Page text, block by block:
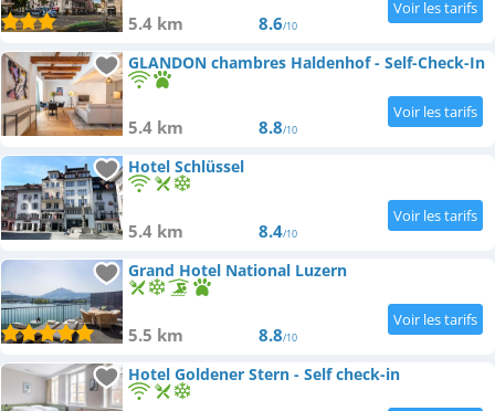
5.4 km 8.6/10
GLANDON chambres Haldenhof - Self-Check-In
5.4 km 8.8/10
Hotel Schlüssel
5.4 km 8.4/10
Grand Hotel National Luzern
5.5 km 8.8/10
Hotel Goldener Stern - Self check-in